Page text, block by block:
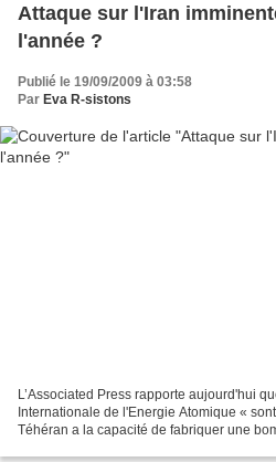
Attaque sur l'Iran
l'année ?
Publié le 19/09/2009 à 03:58
Par Eva R-sistons
L’Associated Press rapporte aujourd'hui
Internationale de l'Energie Atomique «
Téhéran a la capacité de fabriquer une